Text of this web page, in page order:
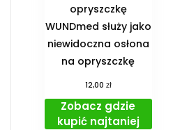
opryszczkę
WUNDmed służy jako
niewidoczna osłona
na opryszczkę
12,00 zł
Zobacz gdzie
kupić najtaniej